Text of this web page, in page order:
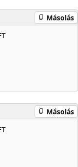
Másolás
Másolás